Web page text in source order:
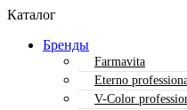
Каталог
Бренды
Farmavita
Eterno
V-Color